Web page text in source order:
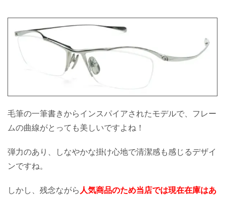
毛筆の一筆書きからインスパイアされたモデルで、フレー
ムの曲線がとっても美しいですよね！
弾力のあり、しなやかな掛け心地で清潔感も感じるデザイ
ンですね。
しかし、残念ながら 人気商品のため当店では現在在庫はあ